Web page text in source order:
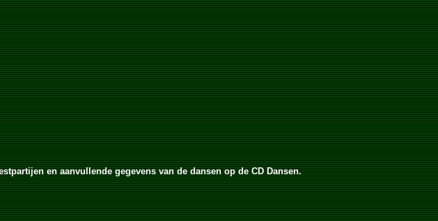
en aanvullende gegevens van de dansen op de CD Dansen.